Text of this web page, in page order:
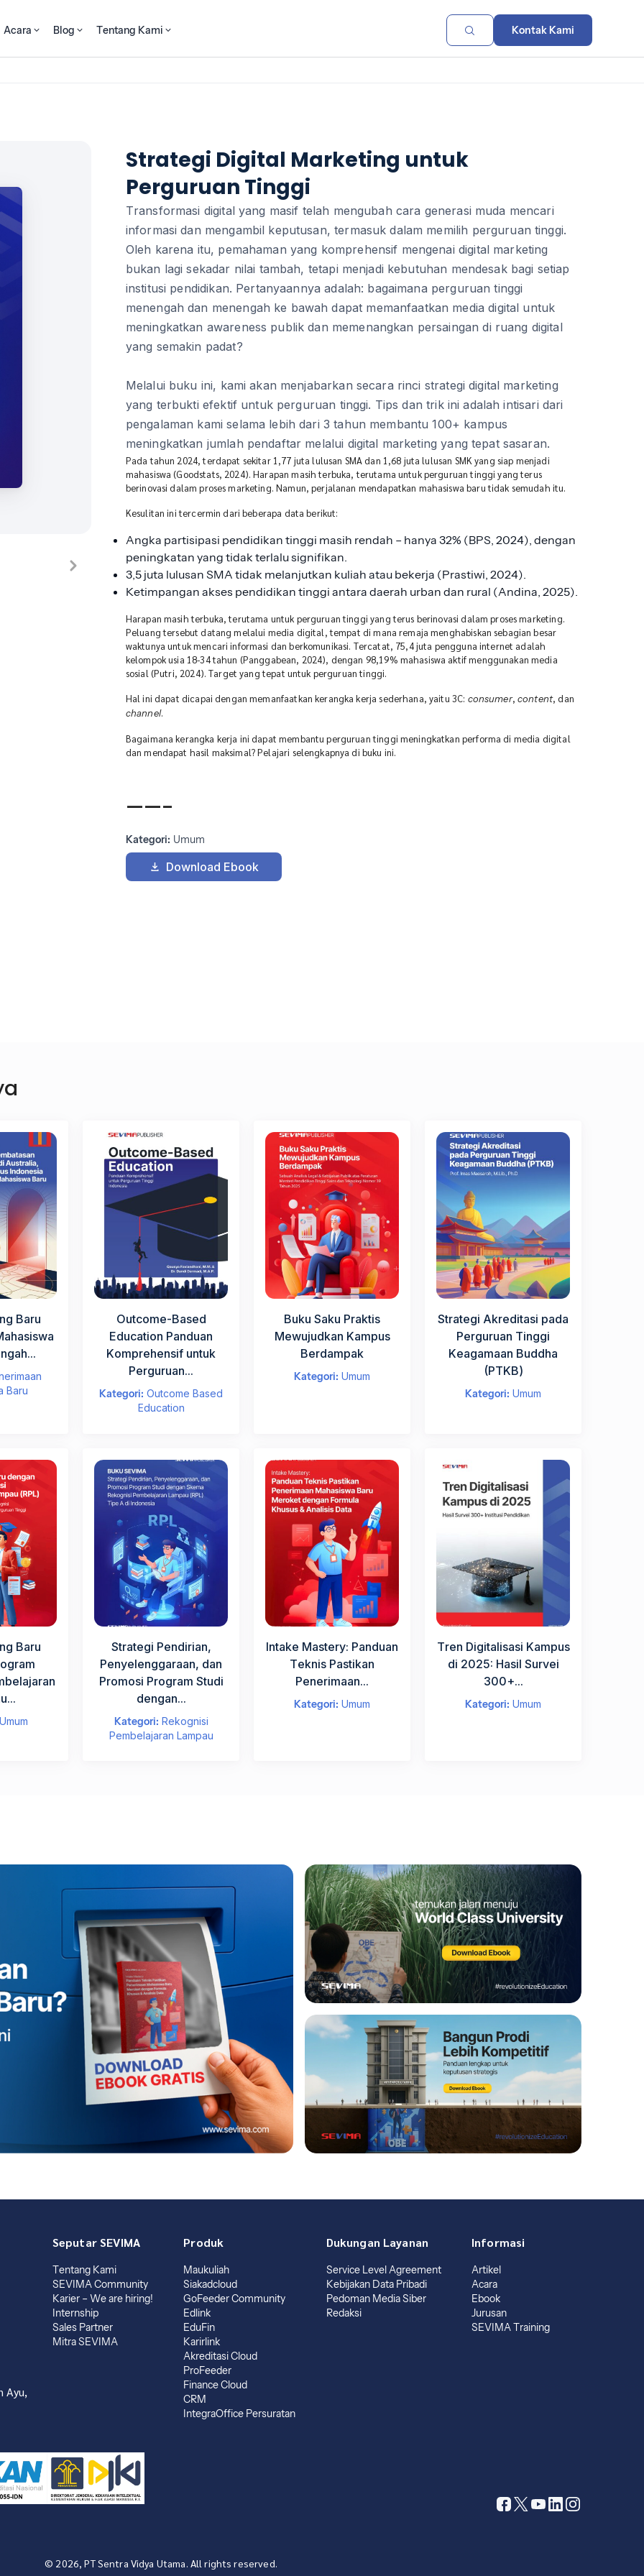
Acara Blog Tentang Kami Kontak Kami
Strategi Digital Marketing untuk
Perguruan Tinggi
Transformasi digital yang masif telah mengubah cara generasi muda mencari
informasi dan mengambil keputusan, termasuk dalam memilih perguruan tinggi.
Oleh karena itu, pemahaman yang komprehensif mengenai digital marketing
bukan lagi sekadar nilai tambah, tetapi menjadi kebutuhan mendesak bagi setiap
institusi pendidikan. Pertanyaannya adalah: bagaimana perguruan tinggi
menengah dan menengah ke bawah dapat memanfaatkan media digital untuk
meningkatkan awareness publik dan memenangkan persaingan di ruang digital
yang semakin padat?
Melalui buku ini, kami akan menjabarkan secara rinci strategi digital marketing
yang terbukti efektif untuk perguruan tinggi. Tips dan trik ini adalah intisari dari
pengalaman kami selama lebih dari 3 tahun membantu 100+ kampus
meningkatkan jumlah pendaftar melalui digital marketing yang tepat sasaran.
Pada tahun 2024, terdapat sekitar 1,77 juta lulusan SMA dan 1,68 juta lulusan SMK yang siap menjadi
mahasiswa (Goodstats, 2024). Harapan masih terbuka, terutama untuk perguruan tinggi yang terus
berinovasi dalam proses marketing. Namun, perjalanan mendapatkan mahasiswa baru tidak semudah itu.
Kesulitan ini tercermin dari beberapa data berikut:
Angka partisipasi pendidikan tinggi masih rendah – hanya 32% (BPS, 2024), dengan
peningkatan yang tidak terlalu signifikan.
3,5 juta lulusan SMA tidak melanjutkan kuliah atau bekerja (Prastiwi, 2024).
Ketimpangan akses pendidikan tinggi antara daerah urban dan rural (Andina, 2025).
Harapan masih terbuka, terutama untuk perguruan tinggi yang terus berinovasi dalam proses marketing.
Peluang tersebut datang melalui media digital, tempat di mana remaja menghabiskan sebagian besar
waktunya untuk mencari informasi dan berkomunikasi. Tercatat, 75,4 juta pengguna internet adalah
kelompok usia 18-34 tahun (Panggabean, 2024), dengan 98,19% mahasiswa aktif menggunakan media
sosial (Putri, 2024). Target yang tepat untuk perguruan tinggi.
Hal ini dapat dicapai dengan memanfaatkan kerangka kerja sederhana, yaitu 3C: consumer,content, dan
channel.
Bagaimana kerangka kerja ini dapat membantu perguruan tinggi meningkatkan performa di media digital
dan mendapat hasil maksimal? Pelajari selengkapnya di buku ini.
——-
Kategori: Umum
Download Ebook
Nomor WhatsApp
Tinggi
Anda
di Perguruan Tinggi*
Baru
Baru
Outcome-Based
Education Panduan
Komprehensif untuk
Perguruan...
Kategori: Outcome Based
Education
Buku Saku Praktis
Mewujudkan Kampus
Berdampak
Kategori: Umum
Strategi Akreditasi pada
Perguruan Tinggi
Keagamaan Buddha
(PTKВ)
Kategori: Umum
Baru
Umum
Strategi Pendirian,
Penyelenggaraan, dan
Promosi Program Studi
dengan...
Kategori: Rekognisi
Pembelajaran Lampau
Intake Mastery: Panduan
Teknis Pastikan
Penerimaan...
Kategori: Umum
Tren Digitalisasi Kampus
di 2025: Hasil Survei
300+...
Kategori: Umum
Ayu,
Seputar SEVIMA
Tentang Kami
SEVIMA Community
Karier – We are hiring!
Internship
Sales Partner
Mitra SEVIMA
Produk
Maukuliah
Siakadcloud
GoFeeder Community
Edlink
EduFin
Karirlink
Akreditasi Cloud
ProFeeder
Finance Cloud
CRM
IntegraOffice Persuratan
Dukungan Layanan
Service Level Agreement
Kebijakan Data Pribadi
Pedoman Media Siber
Redaksi
Informasi
Artikel
Acara
Ebook
Jurusan
SEVIMA Training
© 2026, PT Sentra Vidya Utama. All rights reserved.